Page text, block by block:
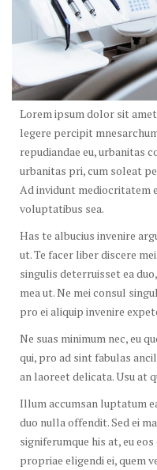
Lorem ipsum dolor sit
legere percipit
repudiandae eu, urbanitas
urbanitas pri, cum soleat
Ad invidunt mediocritatem
voluptatibus sea.
Has te albucius invenire
ut. Te facer liber discere
singulis deterruisset ea
mea ut. Ne mei consul
pro ei aliquip invenire
Ne suas minimum nec, eu
qui, pro ad sint fabulas
an laoreet delicata. Usu at
Illum accumsan luptatum
duo nulla offendit. Sed ei
signiferumque his at, eu
propriae eligendi ei, quem